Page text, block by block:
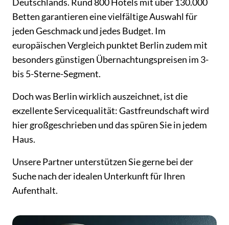
Betten garantieren eine vielfältige Auswahl für
jeden Geschmack und jedes Budget. Im
europäischen Vergleich punktet Berlin zudem mit
besonders günstigen Übernachtungspreisen im 3-
bis 5-Sterne-Segment.
Doch was Berlin wirklich auszeichnet, ist die
exzellente Servicequalität: Gastfreundschaft wird
hier großgeschrieben und das spüren Sie in jedem
Haus.
Unsere Partner unterstützen Sie gerne bei der
Suche nach der idealen Unterkunft für Ihren
Aufenthalt.